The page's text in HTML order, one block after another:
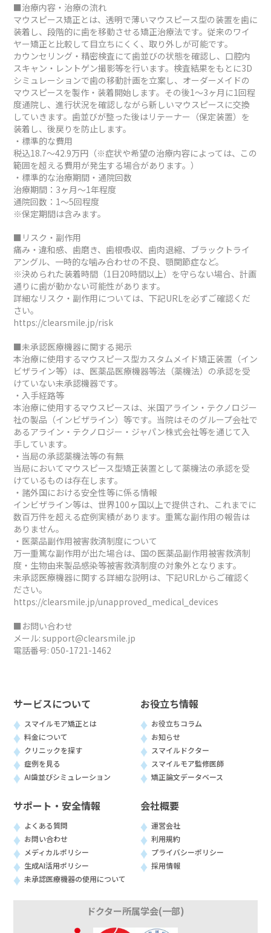
■治療内容・治療の流れ
マウスピース矯正とは、透明で薄いマウスピース型の装置を歯に
装着し、段階的に歯を移動させる矯正治療法です。従来のワイ
ヤー矯正と比較して目立ちにくく、取り外しが可能です。
カウンセリング・精密検査にて歯並びの状態を確認し、口腔内
スキャン・レントゲン撮影等を行います。検査結果をもとに3D
シミュレーションで歯の移動計画を立案し、オーダーメイドの
マウスピースを製作・装着開始します。その後1～3ヶ月に1回程
度通院し、進行状況を確認しながら新しいマウスピースに交換
していきます。歯並びが整った後はリテーナー（保定装置）を
装着し、後戻りを防止します。
・標準的な費用
税込18.7～42.9万円（※症状や希望の治療内容によっては、この
範囲を超える費用が発生する場合があります。）
・標準的な治療期間・通院回数
治療期間：3ヶ月～1年程度
通院回数：1～5回程度
※保定期間は含みます。
■リスク・副作用
痛み・違和感、歯磨き、歯根吸収、歯肉退縮、ブラックトライ
アングル、一時的な噛み合わせの不良、顎関節症など。
※決められた装着時間（1日20時間以上）を守らない場合、計画
通りに歯が動かない可能性があります。
詳細なリスク・副作用については、下記URLを必ずご確認くだ
さい。
https://clearsmile.jp/risk
■未承認医療機器に関する掲示
本治療に使用するマウスピース型カスタムメイド矯正装置（イン
ビザライン等）は、医薬品医療機器等法（薬機法）の承認を受
けていない未承認機器です。
・入手経路等
本治療に使用するマウスピースは、米国アライン・テクノロジー
社の製品（インビザライン）等です。当院はそのグループ会社で
あるアライン・テクノロジー・ジャパン株式会社等を通じて入
手しています。
・当局の承認薬機法等の有無
当局においてマウスピース型矯正装置として薬機法の承認を受
けているものは存在します。
・諸外国における安全性等に係る情報
インビザライン等は、世界100ヶ国以上で提供され、これまでに
数百万件を超える症例実績があります。重篤な副作用の報告は
ありません。
・医薬品副作用被害救済制度について
万一重篤な副作用が出た場合は、国の医薬品副作用被害救済制
度・生物由来製品感染等被害救済制度の対象外となります。
未承認医療機器に関する詳細な説明は、下記URLからご確認く
ださい。
https://clearsmile.jp/unapproved_medical_devices
■お問い合わせ
メール: support@clearsmile.jp
電話番号: 050-1721-1462
サービスについて
スマイルモア矯正とは
料金について
クリニックを探す
症例を見る
AI歯並びシミュレーション
お役立ち情報
お役立ちコラム
お知らせ
スマイルドクター
スマイルモア監修医師
矯正論文データベース
サポート・安全情報
よくある質問
お問い合わせ
メディカルポリシー
生成AI活用ポリシー
未承認医療機器の使用について
会社概要
運営会社
利用規約
プライバシーポリシー
採用情報
ドクター所属学会(一部)